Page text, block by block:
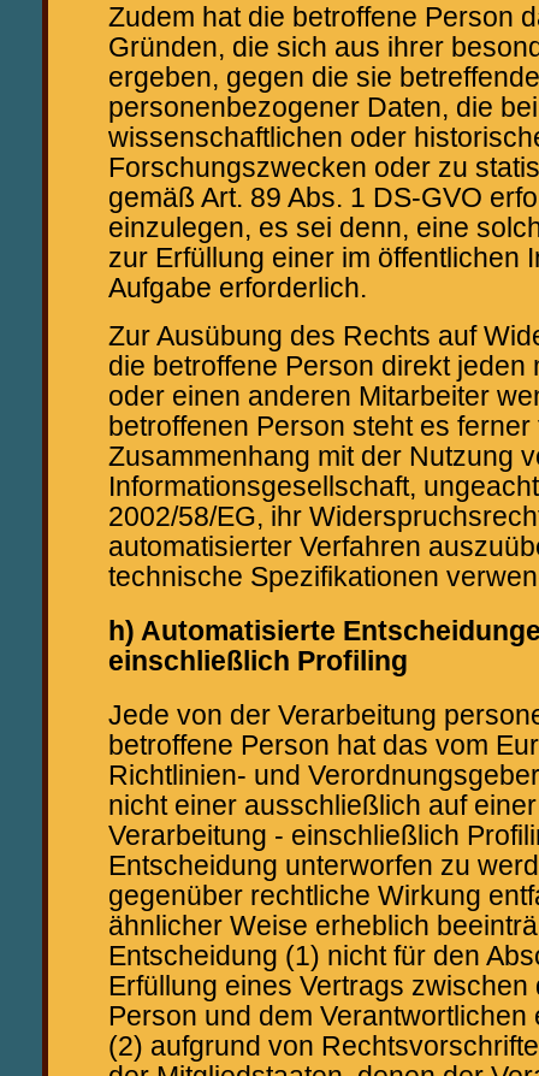
Zudem hat die betroffene Person
Gründen, die sich aus ihrer
ergeben, gegen die sie
personenbezogener Daten, die
wissenschaftlichen oder
Forschungszwecken oder zu
gemäß Art. 89 Abs. 1 DS-GVO
einzulegen, es sei denn, eine
zur Erfüllung einer im öffentlichen
Aufgabe erforderlich.
Zur Ausübung des Rechts auf
die betroffene Person direkt jeden
oder einen anderen Mitarbeiter
betroffenen Person steht es ferner
Zusammenhang mit der Nutzung
Informationsgesellschaft,
2002/58/EG, ihr
automatisierter Verfahren
technische Spezifikationen
h) Automatisierte
einschließlich Profiling
Jede von der Verarbeitung
betroffene Person hat das vom
Richtlinien- und
nicht einer ausschließlich auf
Verarbeitung - einschließlich
Entscheidung unterworfen zu
gegenüber rechtliche Wirkung
ähnlicher Weise erheblich
Entscheidung (1) nicht für den
Erfüllung eines Vertrags zwischen
Person und dem
(2) aufgrund von